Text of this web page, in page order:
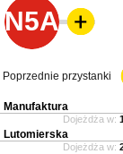
N5A
Poprzednie przystanki
Manufaktura
Dojeżdża w:
Lutomierska
Dojeżdża w: